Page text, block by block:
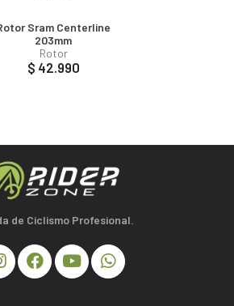
Sram Centerline
203mm
Rotor
$ 42.990
de Ciclismo Profesional.